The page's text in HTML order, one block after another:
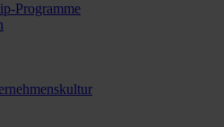
Programme